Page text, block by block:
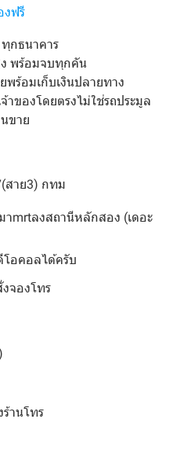
งฟรี
กธนาคาร
พร้อมจบทุกคัน
ร้อมเก็บเงินปลายทาง
ของโดยตรงไม่ใช่รถประมูล
ขาย
สาย3) กทม
mrtลงสถานีหลักสอง (เดอะ
โอคอลได้ครับ
จองโทร
านโทร